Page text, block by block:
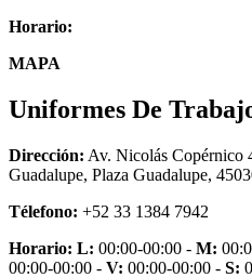
Horario:
MAPA
Uniformes De
Dirección: Av. Nicolás Copérnico
Guadalupe, Plaza Guadalupe,
Télefono: +52 33 1384 7942
Horario: L: 00:00-00:00 - M:
00:00-00:00 - V: 00:00-00:00 - S: